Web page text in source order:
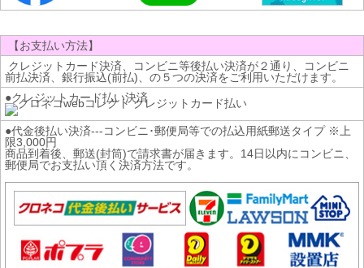
【お支払い方法】
クレジットカード決済、コンビニ等後払い決済が２通り、コンビニ
前払決済、銀行振込(前払)、の５つの決済をご利用いただけます。
●クレジットカード払い決済
●代金後払い決済---コンビニ･郵便局等での払込用紙郵送タイプ ※上
限3,000円
商品到着後、郵送(封筒)で請求書が届きます。14日以内にコンビニ、
郵便局でお支払い頂く決済方法です。